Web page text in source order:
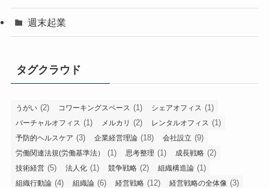
週末起業
タグクラウド
うがい (2) コワーキングスペース (1) シェアオフィス (1)
バーチャルオフィス (1) メルカリ (2) レンタルオフィス (1)
予防的ヘルスケア (3) 企業経営理論 (18) 会社設立 (9)
労働関連法規(労働基準法） (1) 思考整理 (1) 成長戦略 (2)
技術経営 (5) 法人化 (1) 競争戦略 (2) 組織構造論 (1)
組織行動論 (4) 組織論 (6) 経営戦略 (12) 経営戦略の全体像 (3)